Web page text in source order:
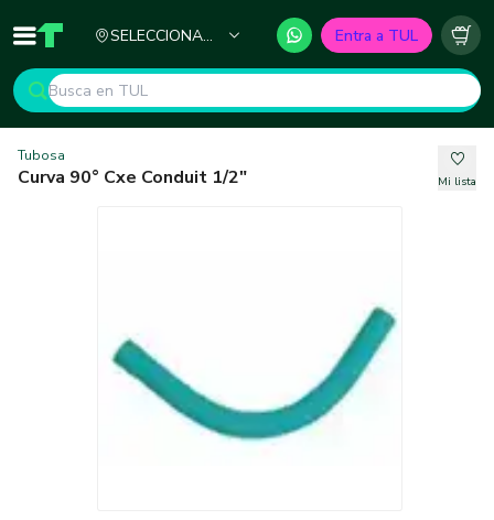
Inicio TUL - Tu Marketplace de Construcción
SELECCIONA
Entra a TUL
Tubosa
Curva 90° Cxe Conduit 1/2" Mi lista